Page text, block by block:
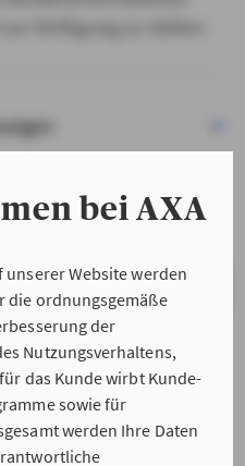
bei AXA
unserer Website werden
die ordnungsgemäße
der
Nutzungsverhaltens,
das Kunde wirbt Kunde-
sowie für
werden Ihre Daten
& WEITER